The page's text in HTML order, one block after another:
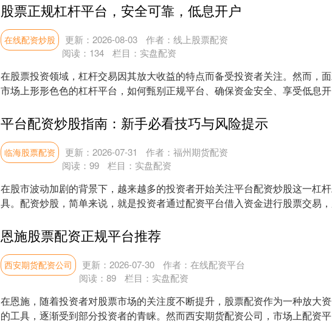
股票正规杠杆平台，安全可靠，低息开户
在线配资炒股 更新：2026-08-03
作者：线上股票配资
阅读： 134 栏目： 实盘配资
在股票投资领域，杠杆交易因其放大收益的特点而备受投资者关注。然而，
市场上形形色色的杠杆平台，如何甄别正规平台、确保资金安全、享受低息开
平台配资炒股指南：新手必看技巧与风险提示
临海股票配资 更新：2026-07-31
作者：福州期货配资
阅读： 99 栏目： 实盘配资
在股市波动加剧的背景下，越来越多的投资者开始关注平台配资炒股这一杠
具。配资炒股，简单来说，就是投资者通过配资平台借入资金进行股票交易
恩施股票配资正规平台推荐
西安期货配资公司 更新：2026-07-30
作者：在线配资平台
阅读： 89 栏目： 实盘配资
在恩施，随着投资者对股票市场的关注度不断提升，股票配资作为一种放大
的工具，逐渐受到部分投资者的青睐。然而西安期货配资公司，市场上配资